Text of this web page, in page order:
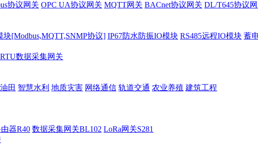
协议网关 OPC UA协议网关 MQTT网关 BACnet协议网关 DL/T645协议
[Modbus,MQTT,SNMP协议] IP67防水防振IO模块 RS485远程IO模块 蓄
数据采集网关
田 智慧水利 地质灾害 网络通信 轨道交通 农业养殖 建筑工程
器R40 数据采集网关BL102 LoRa网关S281